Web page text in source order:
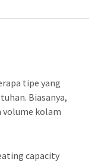
tipe yang
Biasanya,
volume kolam
capacity